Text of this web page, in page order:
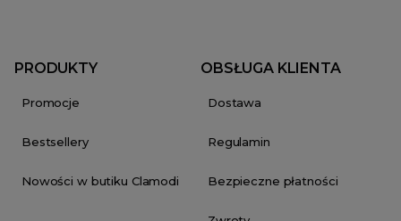
PRODUKTY
Promocje
Bestsellery
Nowości w butiku Clamodi
OBSŁUGA KLIENTA
Dostawa
Regulamin
Bezpieczne płatności